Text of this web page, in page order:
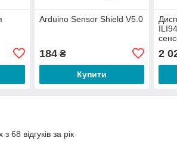
Arduino Sensor Shield V5.0
184₴
Купити
2
68 відгуків за рік